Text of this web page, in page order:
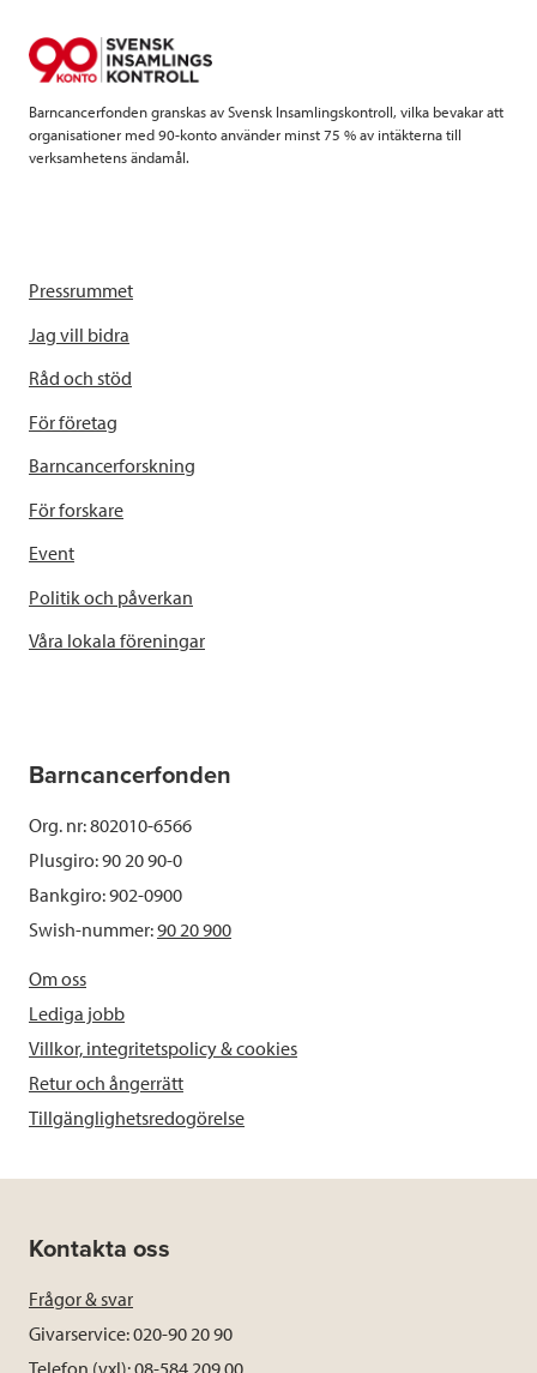
k
Barncancerfonden granskas av Svensk Insamlingskontroll, vilka bevakar att
organisationer med 90-konto använder minst 75 % av intäkterna till
verksamhetens ändamål.
Pressrummet
Jag vill bidra
Råd och stöd
För företag
Barncancerforskning
För forskare
Event
Politik och påverkan
Våra lokala föreningar
Barncancerfonden
Org. nr: 802010-6566
Plusgiro: 90 20 90-0
Bankgiro: 902-0900
Swish-nummer:90 20 900
Om oss
Lediga jobb
Villkor, integritetspolicy & cookies
Retur och ångerrätt
Tillgänglighetsredogörelse
Kontakta oss
Frågor & svar
Givarservice: 020-90 20 90